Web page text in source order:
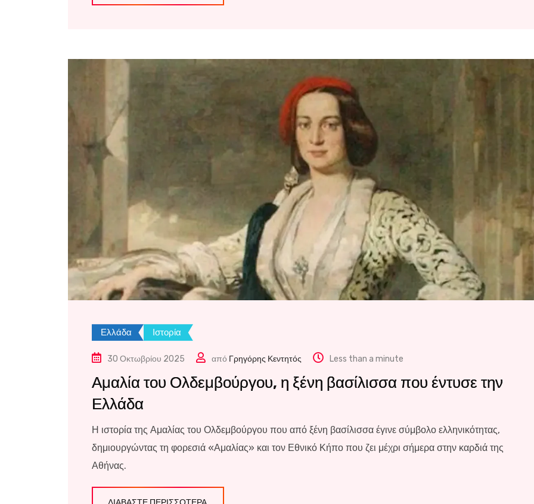
Ελλάδα Ιστορία
30 Οκτωβρίου 2025 από Γρηγόρης Κεντητός Less than a minute
Αμαλία του Ολδεμβούργου, η ξένη βασίλισσα που έντυσε την
Ελλάδα
Η ιστορία της Αμαλίας του Ολδεμβούργου που από ξένη βασίλισσα έγινε σύμβολο ελληνικότητας,
δημιουργώντας τη φορεσιά «Αμαλίας» και τον Εθνικό Κήπο που ζει μέχρι σήμερα στην καρδιά της
Αθήνας.